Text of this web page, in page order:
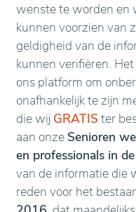
wenste te worden en
kunnen voorzien van
geldigheid van de
kunnen verifiëren.
ons platform om
onafhankelijk te zijn
die wij GRATISter
aan onze Senioren
en professionals in
van de informatie die
reden voor het